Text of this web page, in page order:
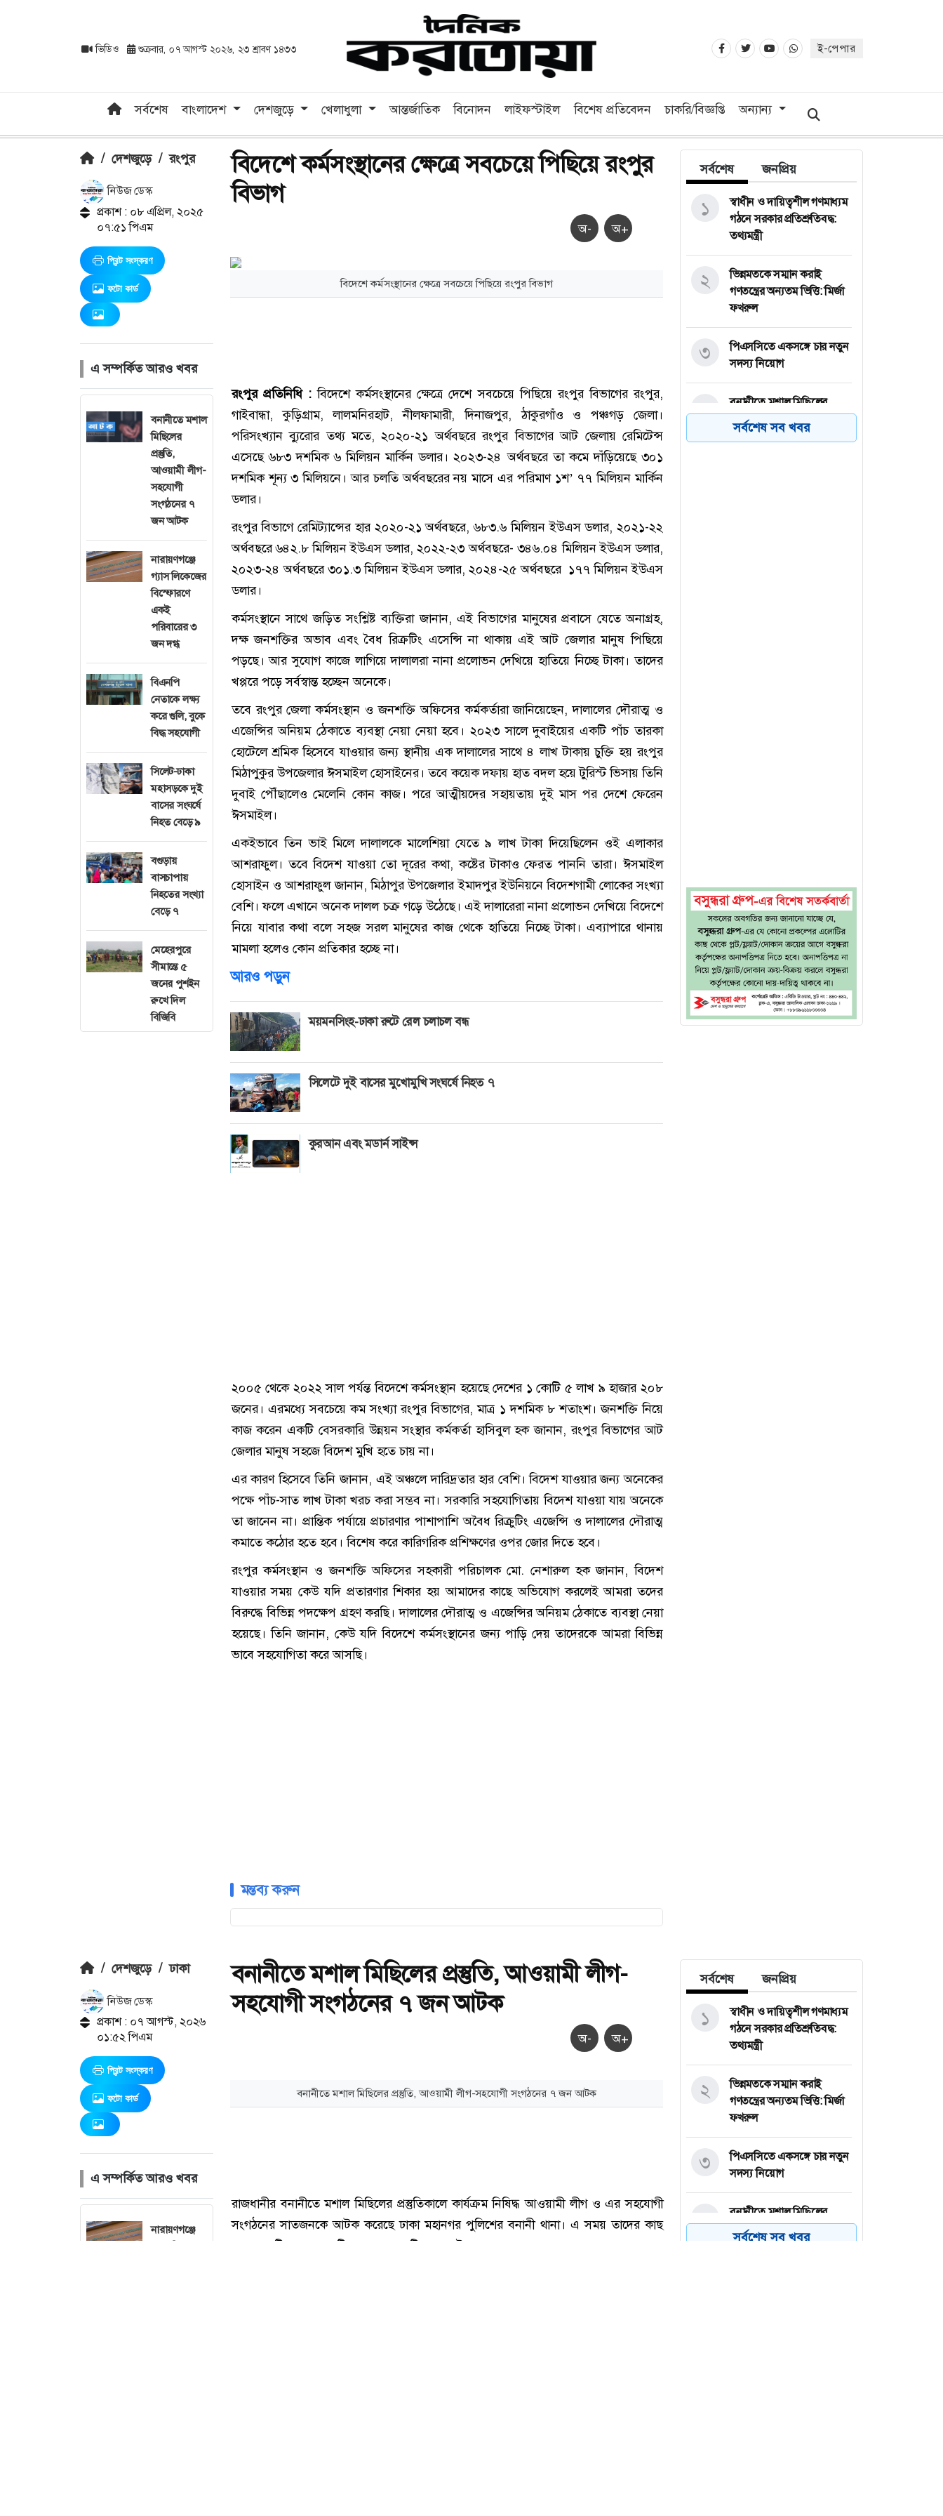
ভিডিও শুক্রবার, ০৭ আগস্ট ২০২৬, ২৩ শ্রাবণ ১৪৩৩ ই-পেপার
সর্বশেষ বাংলাদেশ দেশজুড়ে খেলাধুলা আন্তর্জাতিক বিনোদন লাইফস্টাইল বিশেষ প্রতিবেদন চাকরি/বিজ্ঞপ্তি অন্যান্য
/ দেশজুড়ে / রংপুর
নিউজ ডেস্ক
প্রকাশ : ০৮ এপ্রিল, ২০২৫
০৭:৫১ পিএম
প্রিন্ট সংস্করণ
ফটো কার্ড
এ সম্পর্কিত আরও খবর
বনানীতে মশাল
মিছিলের
প্রস্তুতি,
আওয়ামী লীগ-
সহযোগী
সংগঠনের ৭
জন আটক
নারায়ণগঞ্জে
গ্যাস লিকেজের
বিস্ফোরণে
একই
পরিবারের ৩
জন দগ্ধ
বিএনপি
নেতাকে লক্ষ্য
করে গুলি, বুকে
বিদ্ধ সহযোগী
সিলেট-ঢাকা
মহাসড়কে দুই
বাসের সংঘর্ষে
নিহত বেড়ে ৯
বগুড়ায়
বাসচাপায়
নিহতের সংখ্যা
বেড়ে ৭
মেহেরপুরে
সীমান্তে ৫
জনের পুশইন
রুখে দিল
বিজিবি
বিদেশে কর্মসংস্থানের ক্ষেত্রে সবচেয়ে পিছিয়ে রংপুর
বিভাগ
অ- অ+
বিদেশে কর্মসংস্থানের ক্ষেত্রে সবচেয়ে পিছিয়ে রংপুর বিভাগ
রংপুর প্রতিনিধি :বিদেশে কর্মসংস্থানের ক্ষেত্রে দেশে সবচেয়ে পিছিয়ে রংপুর বিভাগের রংপুর,
গাইবান্ধা, কুড়িগ্রাম, লালমনিরহাট, নীলফামারী, দিনাজপুর, ঠাকুরগাঁও ও পঞ্চগড় জেলা।
পরিসংখ্যান ব্যুরোর তথ্য মতে, ২০২০-২১ অর্থবছরে রংপুর বিভাগের আট জেলায় রেমিটেন্স
এসেছে ৬৮৩ দশমিক ৬ মিলিয়ন মার্কিন ডলার। ২০২৩-২৪ অর্থবছরে তা কমে দাঁড়িয়েছে ৩০১
দশমিক শূন্য ৩ মিলিয়নে। আর চলতি অর্থবছরের নয় মাসে এর পরিমাণ ১শ’ ৭৭ মিলিয়ন মার্কিন
ডলার।
রংপুর বিভাগে রেমিট্যান্সের হার ২০২০-২১ অর্থবছরে, ৬৮৩.৬ মিলিয়ন ইউএস ডলার, ২০২১-২২
অর্থবছরে ৬৪২.৮ মিলিয়ন ইউএস ডলার, ২০২২-২৩ অর্থবছরে- ৩৪৬.০৪ মিলিয়ন ইউএস ডলার,
২০২৩-২৪ অর্থবছরে ৩০১.৩ মিলিয়ন ইউএস ডলার, ২০২৪-২৫ অর্থবছরে ১৭৭ মিলিয়ন ইউএস
ডলার।
কর্মসংস্থানে সাথে জড়িত সংশ্লিষ্ট ব্যক্তিরা জানান, এই বিভাগের মানুষের প্রবাসে যেতে অনাগ্রহ,
দক্ষ জনশক্তির অভাব এবং বৈধ রিক্রটিং এসেন্সি না থাকায় এই আট জেলার মানুষ পিছিয়ে
পড়ছে। আর সুযোগ কাজে লাগিয়ে দালালরা নানা প্রলোভন দেখিয়ে হাতিয়ে নিচ্ছে টাকা। তাদের
খপ্পরে পড়ে সর্বস্বান্ত হচ্ছেন অনেকে।
তবে রংপুর জেলা কর্মসংস্থান ও জনশক্তি অফিসের কর্মকর্তারা জানিয়েছেন, দালালের দৌরাত্ম ও
এজেন্সির অনিয়ম ঠেকাতে ব্যবস্থা নেয়া নেয়া হবে। ২০২৩ সালে দুবাইয়ের একটি পাঁচ তারকা
হোটেলে শ্রমিক হিসেবে যাওয়ার জন্য স্থানীয় এক দালালের সাথে ৪ লাখ টাকায় চুক্তি হয় রংপুর
মিঠাপুকুর উপজেলার ঈসমাইল হোসাইনের। তবে কয়েক দফায় হাত বদল হয়ে টুরিস্ট ভিসায় তিনি
দুবাই পৌঁছালেও মেলেনি কোন কাজ। পরে আত্মীয়দের সহায়তায় দুই মাস পর দেশে ফেরেন
ঈসমাইল।
একইভাবে তিন ভাই মিলে দালালকে মালেশিয়া যেতে ৯ লাখ টাকা দিয়েছিলেন ওই এলাকার
আশরাফুল। তবে বিদেশ যাওয়া তো দূরের কথা, কষ্টের টাকাও ফেরত পাননি তারা। ঈসমাইল
হোসাইন ও আশরাফুল জানান, মিঠাপুর উপজেলার ইমাদপুর ইউনিয়নে বিদেশগামী লোকের সংখ্যা
বেশি। ফলে এখানে অনেক দালল চক্র গড়ে উঠেছে। এই দালারেরা নানা প্রলোভন দেখিয়ে বিদেশে
নিয়ে যাবার কথা বলে সহজ সরল মানুষের কাজ থেকে হাতিয়ে নিচ্ছে টাকা। এব্যাপারে থানায়
মামলা হলেও কোন প্রতিকার হচ্ছে না।
আরও পড়ুন
ময়মনসিংহ-ঢাকা রুটে রেল চলাচল বন্ধ
সিলেটে দুই বাসের মুখোমুখি সংঘর্ষে নিহত ৭
কুরআন এবং মডার্ন সাইন্স
২০০৫ থেকে ২০২২ সাল পর্যন্ত বিদেশে কর্মসংস্থান হয়েছে দেশের ১ কোটি ৫ লাখ ৯ হাজার ২০৮
জনের। এরমধ্যে সবচেয়ে কম সংখ্যা রংপুর বিভাগের, মাত্র ১ দশমিক ৮ শতাংশ। জনশক্তি নিয়ে
কাজ করেন একটি বেসরকারি উন্নয়ন সংস্থার কর্মকর্তা হাসিবুল হক জানান, রংপুর বিভাগের আট
জেলার মানুষ সহজে বিদেশ মুখি হতে চায় না।
এর কারণ হিসেবে তিনি জানান, এই অঞ্চলে দারিদ্রতার হার বেশি। বিদেশ যাওয়ার জন্য অনেকের
পক্ষে পাঁচ-সাত লাখ টাকা খরচ করা সম্ভব না। সরকারি সহযোগিতায় বিদেশ যাওয়া যায় অনেকে
তা জানেন না। প্রান্তিক পর্যায়ে প্রচারণার পাশাপাশি অবৈধ রিক্রুটিং এজেন্সি ও দালালের দৌরাত্ম
কমাতে কঠোর হতে হবে। বিশেষ করে কারিগরিক প্রশিক্ষণের ওপর জোর দিতে হবে।
রংপুর কর্মসংস্থান ও জনশক্তি অফিসের সহকারী পরিচালক মো. নেশারুল হক জানান, বিদেশ
যাওয়ার সময় কেউ যদি প্রতারণার শিকার হয় আমাদের কাছে অভিযোগ করলেই আমরা তদের
বিরুদ্ধে বিভিন্ন পদক্ষেপ গ্রহণ করছি। দালালের দৌরাত্ম ও এজেন্সির অনিয়ম ঠেকাতে ব্যবস্থা নেয়া
হয়েছে। তিনি জানান, কেউ যদি বিদেশে কর্মসংস্থানের জন্য পাড়ি দেয় তাদেরকে আমরা বিভিন্ন
ভাবে সহযোগিতা করে আসছি।
মন্তব্য করুন
সর্বশেষ জনপ্রিয়
স্বাধীন ও দায়িত্বশীল গণমাধ্যম
গঠনে সরকার প্রতিশ্রুতিবদ্ধ:
তথ্যমন্ত্রী
১
ভিন্নমতকে সম্মান করাই
গণতন্ত্রের অন্যতম ভিত্তি: মির্জা
ফখরুল
২
পিএসসিতে একসঙ্গে চার নতুন
সদস্য নিয়োগ
৩
বনানীতে মশাল মিছিলের
প্রস্তুতি, আওয়ামী লীগ-সহযোগী
সংগঠনের ৭ জন আটক
৪
সর্বশেষ সব খবর
/ দেশজুড়ে / ঢাকা
নিউজ ডেস্ক
প্রকাশ : ০৭ আগস্ট, ২০২৬
০১:৫২ পিএম
প্রিন্ট সংস্করণ
ফটো কার্ড
এ সম্পর্কিত আরও খবর
নারায়ণগঞ্জে
বনানীতে মশাল মিছিলের প্রস্তুতি, আওয়ামী লীগ-
সহযোগী সংগঠনের ৭ জন আটক
অ- অ+
সর্বশেষ জনপ্রিয়
স্বাধীন ও দায়িত্বশীল গণমাধ্যম
গঠনে সরকার প্রতিশ্রুতিবদ্ধ:
তথ্যমন্ত্রী
১
ভিন্নমতকে সম্মান করাই
গণতন্ত্রের অন্যতম ভিত্তি: মির্জা
ফখরুল
২
পিএসসিতে একসঙ্গে চার নতুন
সদস্য নিয়োগ
৩
বনানীতে মশাল মিছিলের
প্রস্তুতি, আওয়ামী লীগ-সহযোগী
সংগঠনের ৭ জন আটক
৪
সর্বশেষ সব খবর